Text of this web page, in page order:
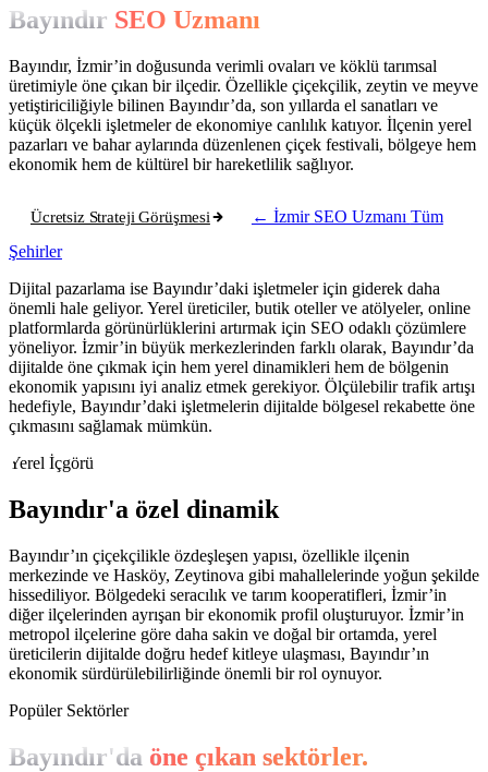
Bayındır SEO Uzmanı
Bayındır, İzmir’in doğusunda verimli ovaları ve köklü tarımsal
üretimiyle öne çıkan bir ilçedir. Özellikle çiçekçilik, zeytin ve meyve
yetiştiriciliğiyle bilinen Bayındır’da, son yıllarda el sanatları ve
küçük ölçekli işletmeler de ekonomiye canlılık katıyor. İlçenin yerel
pazarları ve bahar aylarında düzenlenen çiçek festivali, bölgeye hem
ekonomik hem de kültürel bir hareketlilik sağlıyor.
Ücretsiz Strateji Görüşmesi ← İzmir SEO Uzmanı Tüm
Şehirler
Dijital pazarlama ise Bayındır’daki işletmeler için giderek daha
önemli hale geliyor. Yerel üreticiler, butik oteller ve atölyeler, online
platformlarda görünürlüklerini artırmak için SEO odaklı çözümlere
yöneliyor. İzmir’in büyük merkezlerinden farklı olarak, Bayındır’da
dijitalde öne çıkmak için hem yerel dinamikleri hem de bölgenin
ekonomik yapısını iyi analiz etmek gerekiyor. Ölçülebilir trafik artışı
hedefiyle, Bayındır’daki işletmelerin dijitalde bölgesel rekabette öne
çıkmasını sağlamak mümkün.
Yerel İçgörü
Bayındır'a özel dinamik
Bayındır’ın çiçekçilikle özdeşleşen yapısı, özellikle ilçenin
merkezinde ve Hasköy, Zeytinova gibi mahallelerinde yoğun şekilde
hissediliyor. Bölgedeki seracılık ve tarım kooperatifleri, İzmir’in
diğer ilçelerinden ayrışan bir ekonomik profil oluşturuyor. İzmir’in
metropol ilçelerine göre daha sakin ve doğal bir ortamda, yerel
üreticilerin dijitalde doğru hedef kitleye ulaşması, Bayındır’ın
ekonomik sürdürülebilirliğinde önemli bir rol oynuyor.
Popüler Sektörler
Bayındır'da öne çıkan sektörler.